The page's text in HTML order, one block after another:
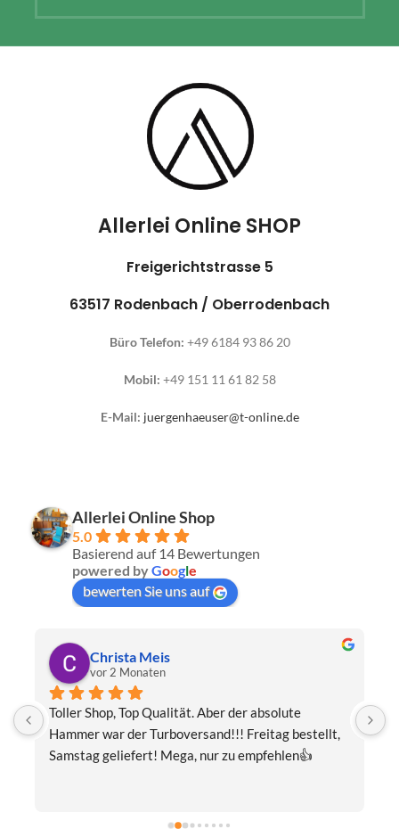
Allerlei Online SHOP
Freigerichtstrasse 5
63517 Rodenbach / Oberrodenbach
Büro Telefon: +49 6184 93 86 20
Mobil: +49 151 11 61 82 58
E-Mail: juergenhaeuser@t-online.de
Allerlei Online Shop
5.0
Basierend auf 14 Bewertungen
powered byGoogle
bewerten Sie uns auf
Christa Meis
vor 2 Monaten
Toller Shop, Top Qualität. Aber der absolute
Hammer war der Turboversand!!! Freitag bestellt,
Samstag geliefert! Mega, nur zu empfehlen👍